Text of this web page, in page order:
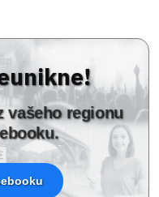
vašeho regionu